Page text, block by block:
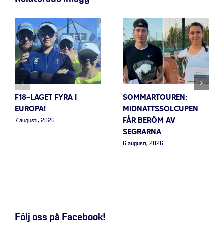
F18-LAGET FYRA I
EUROPA!
7 augusti, 2026
SOMMARTOUREN:
MIDNATTSSOLCUPEN
FÅR BERÖM AV
SEGRARNA
6 augusti, 2026
Följ oss på Facebook!